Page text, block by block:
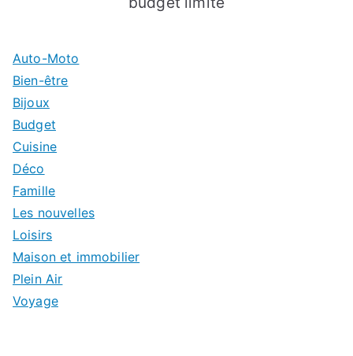
Auto-Moto
Bien-être
Bijoux
Budget
Cuisine
Déco
Famille
Les nouvelles
Loisirs
Maison et immobilier
Plein Air
Voyage